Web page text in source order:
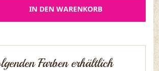
IN DEN WARENKORB
Farben erhältlich